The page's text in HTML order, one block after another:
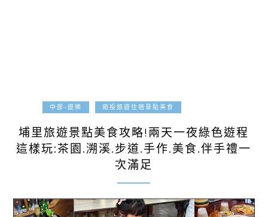
中部-遊樂 南投旅遊住宿景點美食
埔里旅遊景點美食攻略!兩天一夜綠色遊程
這樣玩:茶園.溯溪.步道.手作.美食.伴手禮一
次滿足